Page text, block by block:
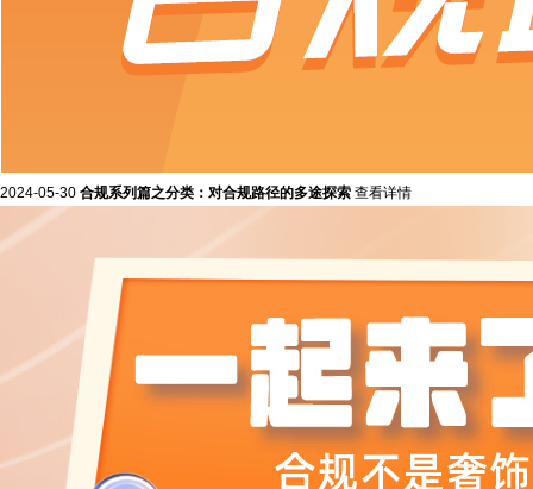
2024-05-30 合规系列篇之分类：对合规路径的多途探索 查看详情